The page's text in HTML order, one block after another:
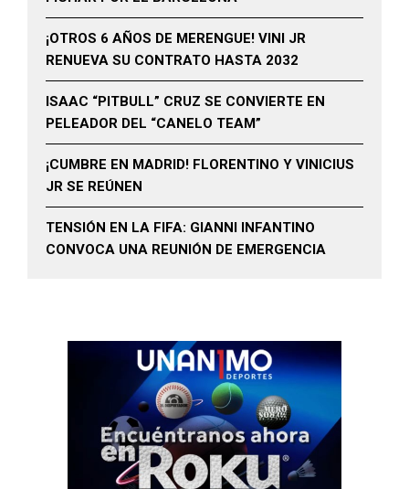
¡OTROS 6 AÑOS DE MERENGUE! VINI JR
RENUEVA SU CONTRATO HASTA 2032
ISAAC “PITBULL” CRUZ SE CONVIERTE EN
PELEADOR DEL “CANELO TEAM”
¡CUMBRE EN MADRID! FLORENTINO Y VINICIUS
JR SE REÚNEN
TENSIÓN EN LA FIFA: GIANNI INFANTINO
CONVOCA UNA REUNIÓN DE EMERGENCIA